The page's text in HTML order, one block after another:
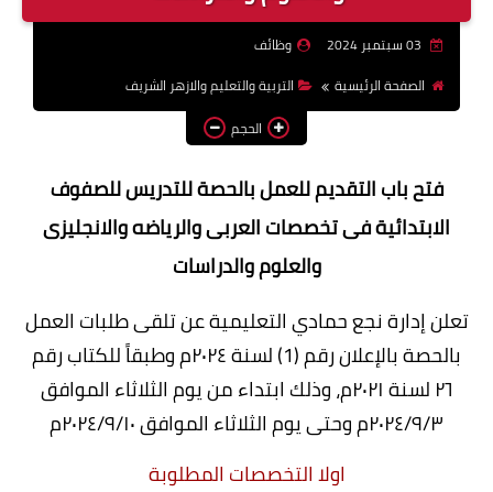
وظائف
الصفحة الرئيسية
التربية والتعليم والازهر الشريف
الحجم
فتح باب التقديم للعمل بالحصة للتدريس للصفوف
الابتدائية فى تخصصات العربى والرياضه والانجليزى
والعلوم والدراسات
تعلن إدارة نجع حمادي التعليمية عن تلقى طلبات العمل
بالحصة بالإعلان رقم (1) لسنة ٢٠٢٤م وطبقاً للكتاب
رقم
٢٦ لسنة ٢٠٢١م، وذلك ابتداء من يوم الثلاثاء الموافق
٢٠٢٤/٩/٣م وحتى يوم الثلاثاء الموافق ٢٠٢٤/٩/١٠م
اولا التخصصات المطلوبة